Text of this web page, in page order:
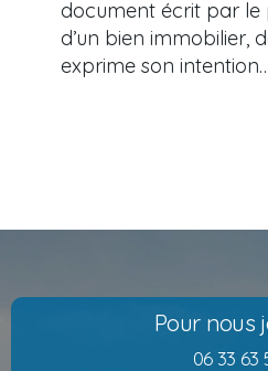
document écrit par le
d’un bien immobilier,
exprime son
Pour nous
06 33 63